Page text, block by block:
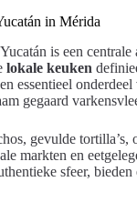
in Mérida
is een
lokale keuken
essentieel onderdeel
gegaard
gevulde tortilla’s,
markten en
sfeer,